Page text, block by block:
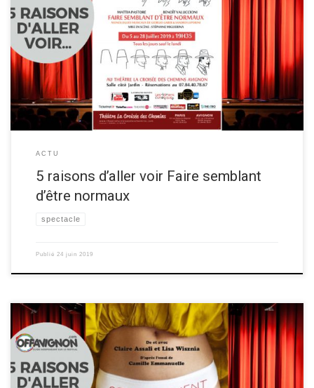
La compagnie vous donne 5 raisons d’aller voir leur spectacle musicale
Faire semblant d’être normaux au festival OFF d’Avignon 2019!
Découvrez les ci-dessous. Les 5 raisons de voir Faire semblant d’être
normaux Raison 1 Le ton satirique des monologues offre un ton
comique au spectacle. Raison 2 La musique qui […]
ACTU
5 raisons d’aller voir Faire semblant
d’être normaux
spectacle
Publié 24 juin 2019
La compagnie Haute Lumière vous donne 5 raisons d’aller voir leur
spectacle Sexpowerment au festival OFF d’Avignon 2019! Découvrez les